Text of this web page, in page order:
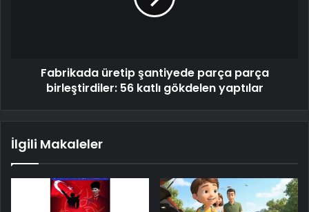
Fabrikada üretip şantiyede parça parça
birleştirdiler: 56 katlı gökdelen yaptılar
İlgili Makaleler